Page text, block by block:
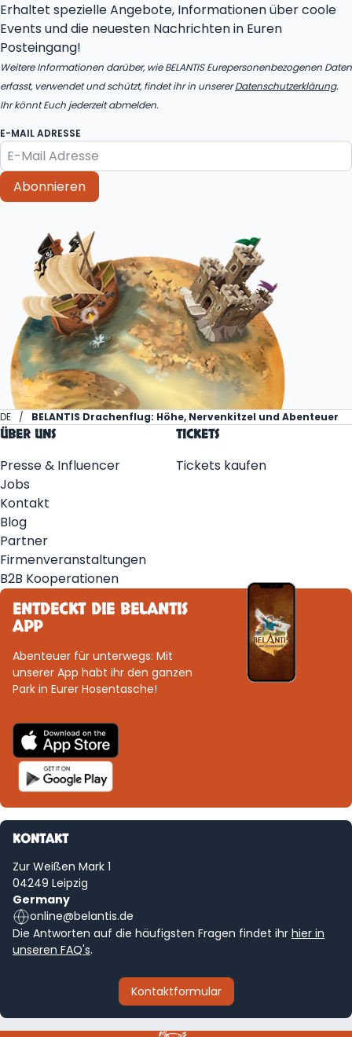
Erhaltet spezielle Angebote, Informationen über coole
Events und die neuesten Nachrichten in Euren
Posteingang!
Weitere Informationen darüber, wie BELANTIS Eurepersonenbezogenen Daten
erfasst, verwendet und schützt, findet ihr in unsererDatenschutzerklärung.
Ihr könnt Euch jederzeit abmelden.
E-MAIL ADRESSE
Abonnieren
DE BELANTIS Drachenflug: Höhe, Nervenkitzel und Abenteuer
ÜBER UNS
Presse & Influencer
Jobs
Kontakt
Blog
Partner
Firmenveranstaltungen
B2B Kooperationen
TICKETS
Tickets kaufen
ENTDECKT DIE BELANTIS
APP
Abenteuer für unterwegs: Mit
unserer App habt ihr den ganzen
Park in Eurer Hosentasche!
KONTAKT
Zur Weißen Mark 1
04249 Leipzig
Germany
online@belantis.de
Die Antworten auf die häufigsten Fragen findet ihr hier in
unseren FAQ's.
Kontaktformular